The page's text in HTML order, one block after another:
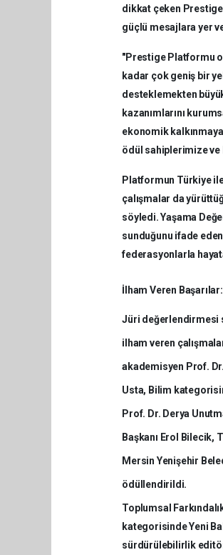
dikkat çeken
güçlü mesajlara yer
"Prestige Platformu
kadar çok geniş bir
desteklemekten
kazanımlarını
ekonomik
ödül sahiplerimize ve
Platformun Türkiye
çalışmalar da
söyledi. Yaşama
sunduğunu ifade
federasyonlarla
İlham Veren
Jüri değerlendirmesi
ilham veren
akademisyen Prof.
Usta, Bilim
Prof. Dr. Derya
Başkanı Erol Bilecik,
Mersin Yenişehir
ödüllendirildi.
Toplumsal
kategorisinde Yeni
sürdürülebilirlik